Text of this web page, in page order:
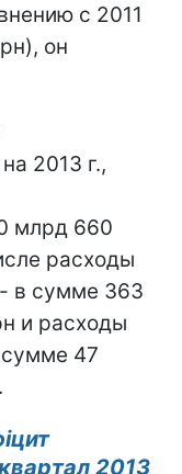
с 2011
он
2013 г.,
млрд 660
расходы
в сумме 363
и расходы
47
2013